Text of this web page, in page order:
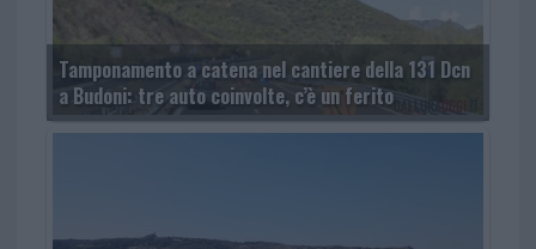
Tamponamento a catena nel cantiere della 131 Dcn
a Budoni: tre auto coinvolte, c’è un ferito